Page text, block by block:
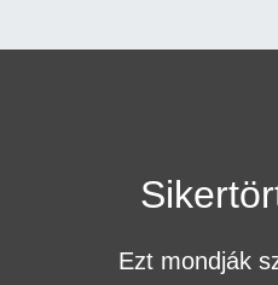
Ezt mondják